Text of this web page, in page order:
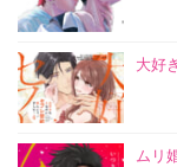
大好
ムリ